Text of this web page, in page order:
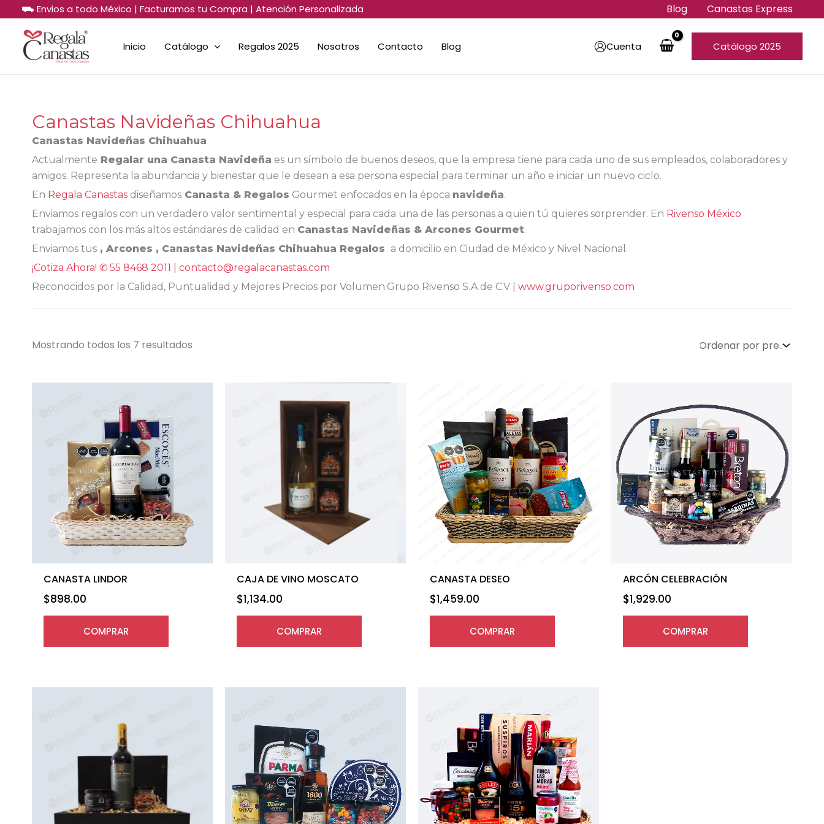
al
contenido
⛟ Envios a todo México | Facturamos tu Compra | Atención Personalizada Blog Canastas Express
Inicio Catálogo Regalos 2025 Nosotros Contacto Blog Cuenta Catálogo 2025
Canastas Navideñas Chihuahua
Canastas Navideñas Chihuahua
Actualmente Regalar una Canasta Navideña es un símbolo de buenos deseos, que la empresa tiene para cada uno de sus empleados, colaboradores y
amigos. Representa la abundancia y bienestar que le desean a esa persona especial para terminar un año e iniciar un nuevo ciclo.
En Regala Canastas diseñamos Canasta & Regalos Gourmet enfocados en la época navideña.
Enviamos regalos con un verdadero valor sentimental y especial para cada una de las personas a quien tú quieres sorprender. En Rivenso México
trabajamos con los más altos estándares de calidad en Canastas Navideñas & Arcones Gourmet.
Enviamos tus , Arcones , Canastas Navideñas Chihuahua Regalos a domicilio en Ciudad de México y Nivel Nacional.
¡Cotiza Ahora! ✆ 55 8468 2011 | contacto@regalacanastas.com
Reconocidos por la Calidad, Puntualidad y Mejores Precios por Volumen.Grupo Rivenso S.A de C.V |
www.gruporivenso.com
Mostrando todos los 7 resultados
Sorted
by
to
high
CANASTA LINDOR
$898.00
COMPRAR
CAJA DE VINO MOSCATO
$1,134.00
COMPRAR
CANASTA DESEO
$1,459.00
COMPRAR
ARCÓN CELEBRACIÓN
$1,929.00
COMPRAR